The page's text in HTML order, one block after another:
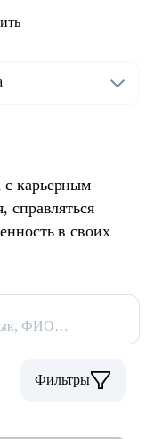
с карьерным
справляться
в своих
ФИО…
Фильтры